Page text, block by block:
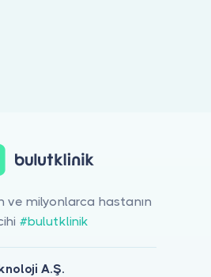
ve milyonlarca hastanın
#bulutklinik
A.Ş.